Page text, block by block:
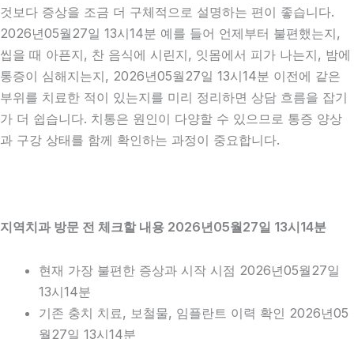
것보다 증상을 조금 더 구체적으로 설명하는 편이 좋습니다.
2026년05월27일 13시14분 예를 들어 언제부터 불편했는지,
씹을 때 아픈지, 찬 음식에 시린지, 잇몸에서 피가 나는지, 밤에
통증이 심해지는지, 2026년05월27일 13시14분 이전에 같은
부위를 치료한 적이 있는지를 미리 정리하면 상담 흐름을 잡기
가 더 쉽습니다. 치통은 원인이 다양할 수 있으므로 통증 양상
과 구강 상태를 함께 확인하는 과정이 중요합니다.
지역치과 방문 전 체크할 내용 2026년05월27일 13시14분
현재 가장 불편한 증상과 시작 시점 2026년05월27일
13시14분
기존 충치 치료, 보철물, 임플란트 이력 확인 2026년05
월27일 13시14분